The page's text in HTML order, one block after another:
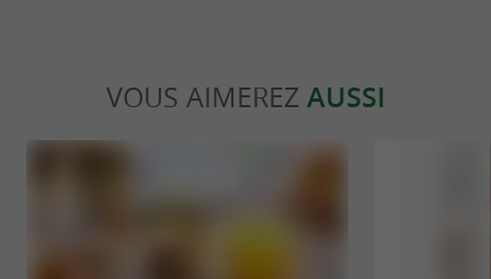
VOUS AIMEREZ AUSSI